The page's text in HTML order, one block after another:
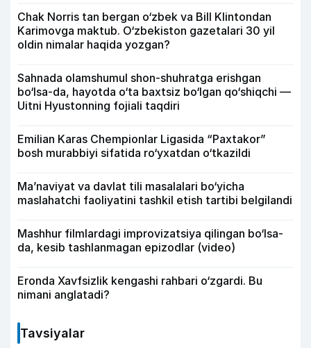
Chak Norris tan bergan o‘zbek va Bill Klintondan
Karimovga maktub. O‘zbekiston gazetalari 30 yil
oldin nimalar haqida yozgan?
Sahnada olamshumul shon-shuhratga erishgan
bo‘lsa-da, hayotda o‘ta baxtsiz bo‘lgan qo‘shiqchi —
Uitni Hyustonning fojiali taqdiri
Emilian Karas Chempionlar Ligasida “Paxtakor”
bosh murabbiyi sifatida ro‘yxatdan o‘tkazildi
Ma’naviyat va davlat tili masalalari bo‘yicha
maslahatchi faoliyatini tashkil etish tartibi belgilandi
Mashhur filmlardagi improvizatsiya qilingan bo‘lsa-
da, kesib tashlanmagan epizodlar (video)
Eronda Xavfsizlik kengashi rahbari o‘zgardi. Bu
nimani anglatadi?
Tavsiyalar